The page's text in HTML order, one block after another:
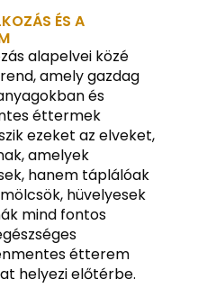
ÉS A
alapelvei közé
amely gazdag
és
éttermek
ezeket az elveket,
amelyek
hanem táplálóak
hüvelyesek
mind fontos
étterem
helyezi előtérbe.